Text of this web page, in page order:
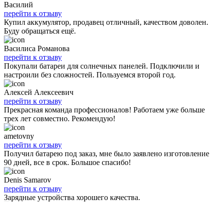
Василий
перейти к отзыву
Купил аккумулятор, продавец отличный, качеством доволен.
Буду обращаться ещё.
Василиса Романова
перейти к отзыву
Покупали батареи для солнечных панелей. Подключили и
настроили без сложностей. Пользуемся второй год.
Алексей Алексеевич
перейти к отзыву
Прекрасная команда профессионалов! Работаем уже больше
трех лет совместно. Рекомендую!
ametovny
перейти к отзыву
Получил батарею под заказ, мне было заявлено изготовление
90 дней, все в срок. Большое спасибо!
Denis Samarov
перейти к отзыву
Зарядные устройства хорошего качества.